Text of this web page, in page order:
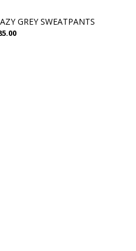
GREY SWEATPANTS